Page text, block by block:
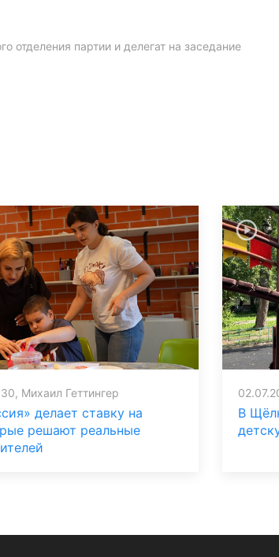
отделения партии и делегат на заседание
Михаил Геттингер
делает ставку на
решают реальные
В